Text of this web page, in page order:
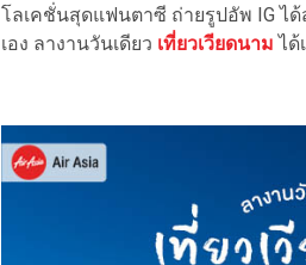
โลเคชั่นสุดแฟนตาซี ถ่ายรูปอัพ IG ไ
เอง ลางานวันเดียว เที่ยวเวียดนาม ได้